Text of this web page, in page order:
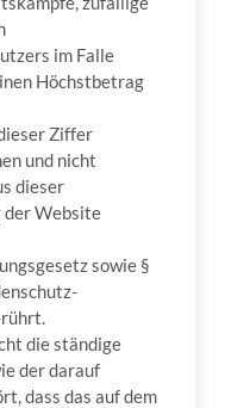
im Falle
Höchstbetrag
Ziffer
und nicht
dieser
der Website
sowie §
die ständige
der darauf
dass das auf dem